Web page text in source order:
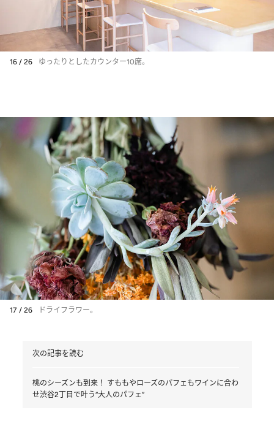
16 / 26 ゆったりとしたカウンター10席。
17 / 26 ドライフラワー。
次の記事を読む
桃のシーズンも到来！ すももやローズのパフェもワインに合わ
せ渋谷2丁目で叶う“大人のパフェ”